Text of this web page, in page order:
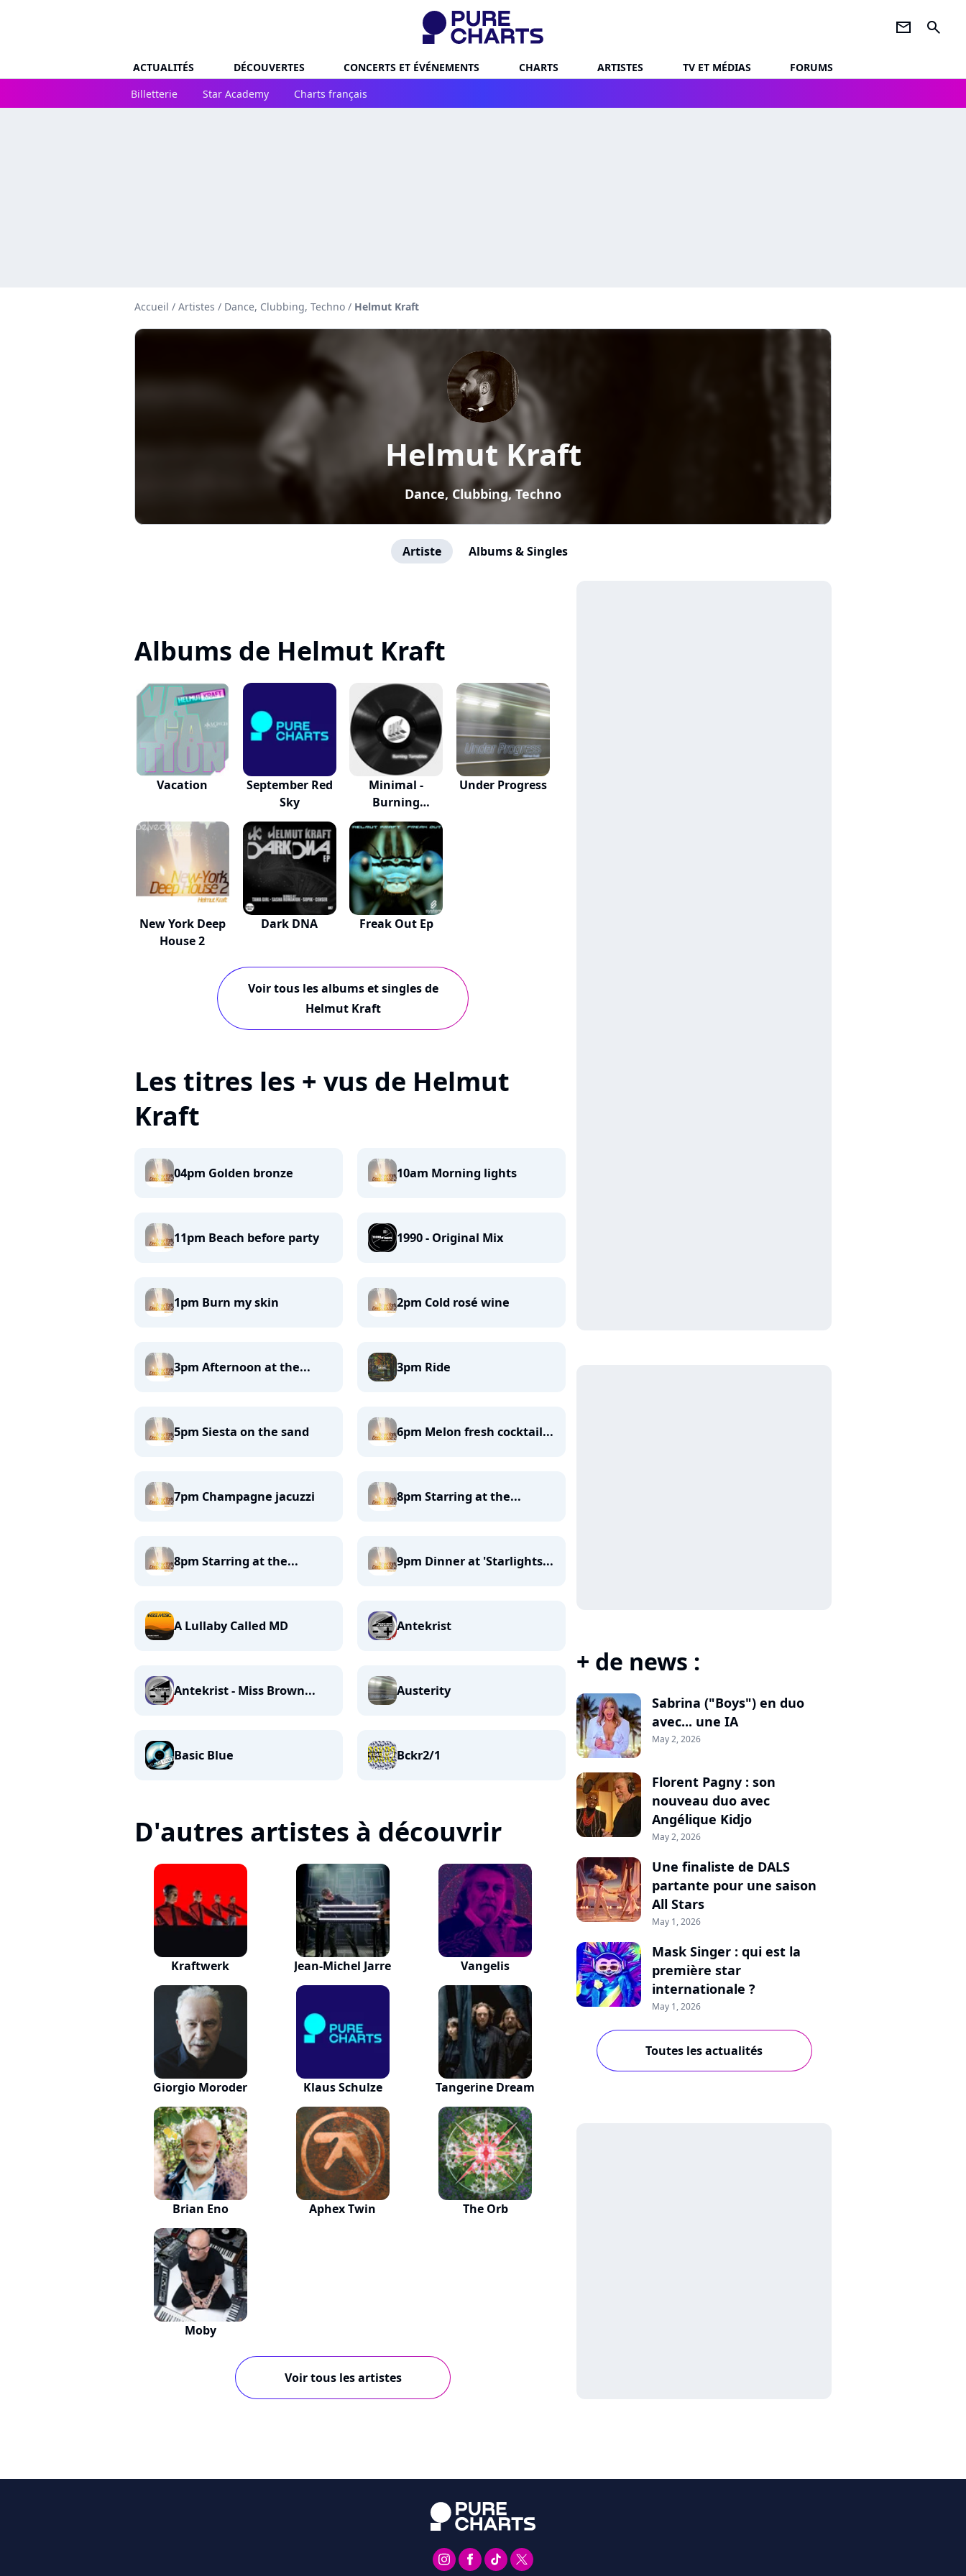
newsletter search
ACTUALITÉS DÉCOUVERTES CONCERTS ET ÉVÉNEMENTS CHARTS ARTISTES TV ET MÉDIAS
FORUMS
Billetterie
Star Academy Charts français
Accueil / Artistes / Dance, Clubbing, Techno / Helmut Kraft
Helmut Kraft
Dance, Clubbing, Techno
Artiste Albums & Singles
Albums de Helmut Kraft
Vacation
September Red
Sky
Minimal -
Burning
Turnables
Under Progress
New York Deep
House 2
Dark DNA Freak Out Ep
Voir tous les albums et singles de
Helmut Kraft
Les titres les + vus de Helmut
Kraft
04pm Golden bronze 10am Morning lights
11pm Beach before party 1990 - Original Mix
1pm Burn my skin 2pm Cold rosé wine
3pm Afternoon at the... 3pm Ride
5pm Siesta on the sand 6pm Melon fresh cocktail...
7pm Champagne jacuzzi 8pm Starring at the...
8pm Starring at the... 9pm Dinner at 'Starlights...
A Lullaby Called MD Antekrist
Antekrist - Miss Brown... Austerity
Basic Blue Bckr2/1
D'autres artistes à découvrir
Kraftwerk Jean-Michel Jarre Vangelis
Giorgio Moroder Klaus Schulze Tangerine Dream
Brian Eno Aphex Twin The Orb
Moby
Voir tous les artistes
+ de news :
Sabrina ("Boys") en duo
avec... une IA
May 2, 2026
Florent Pagny : son
nouveau duo avec
Angélique Kidjo
May 2, 2026
Une finaliste de DALS
partante pour une saison
All Stars
May 1, 2026
Mask Singer : qui est la
première star
internationale ?
May 1, 2026
Toutes les actualités